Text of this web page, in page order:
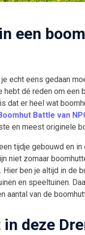
een
echt eens gedaan
dé reden om een
dat er heel wat
Battle van
en meest originele
tijdje gebouwd en
niet zomaar
ben je altijd in de
en speeltuinen.
aantal van de
deze